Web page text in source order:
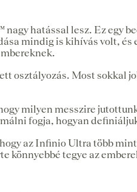
nagy hatással lesz. Ez egy
mindig is kihívás volt, és
osztályozás. Most sokkal
milyen messzire
fogja, hogyan
az Infinio Ultra több
könnyebbé tegye az